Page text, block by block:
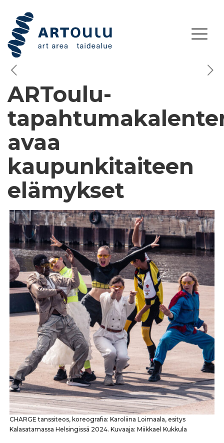
ARToulu-
avaa
kaupunkitaiteen
elämykset
CHARGE tanssiteos, koreografia: Karoliina Loimaala, esitys
Kalasatamassa Helsingissä 2024. Kuvaaja: Miikkael Kukkula